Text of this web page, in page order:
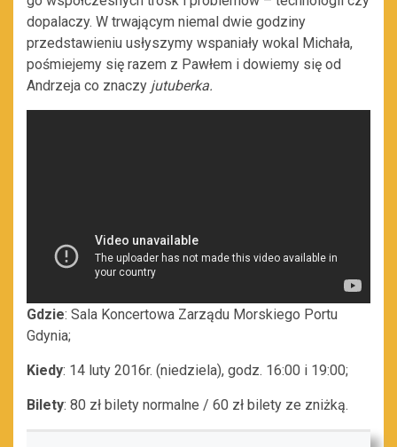
dopalaczy. W trwającym niemal dwie godziny
przedstawieniu usłyszymy wspaniały wokal Michała,
pośmiejemy się razem z Pawłem i dowiemy się od
Andrzeja co znaczy jutuberka.
Gdzie: Sala Koncertowa Zarządu Morskiego Portu
Gdynia;
Kiedy: 14 luty 2016r. (niedziela), godz. 16:00 i 19:00;
Bilety: 80 zł bilety normalne / 60 zł bilety ze zniżką.